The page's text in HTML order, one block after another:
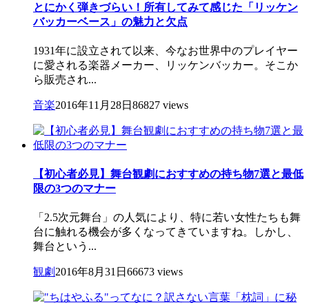
とにかく弾きづらい！所有してみて感じた「リッケン
バッカーベース」の魅力と欠点
1931年に設立されて以来、今なお世界中のプレイヤー
に愛される楽器メーカー、リッケンバッカー。そこか
ら販売され...
音楽2016年11月28日 86827 views
【初心者必見】舞台観劇におすすめの持ち物7選と最低
限の3つのマナー
「2.5次元舞台」の人気により、特に若い女性たちも舞
台に触れる機会が多くなってきていますね。しかし、
舞台という...
観劇 2016年8月31日 66673 views